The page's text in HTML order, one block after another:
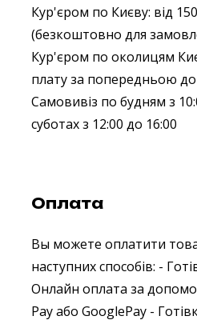
Кур'єром по Києву: від
(безкоштовно для
Кур'єром по околицям
плату за попередньою
Самовивіз по будням з
суботах з 12:00 до 16:00
Оплата
Вы можете оплатити
наступних способів: -
Онлайн оплата за
Pay або GooglePay -